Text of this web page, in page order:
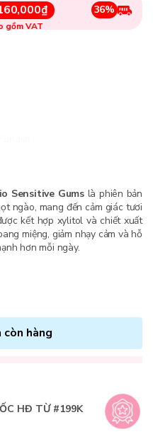
gồm VAT
36%
Sensitive Gums là phiên bản
ngào, mang đến cảm giác tươi
kết hợp xylitol và chiết xuất
miệng, giảm nhạy cảm và hỗ
hơn mỗi ngày.
còn hàng
HĐ TỪ #199K